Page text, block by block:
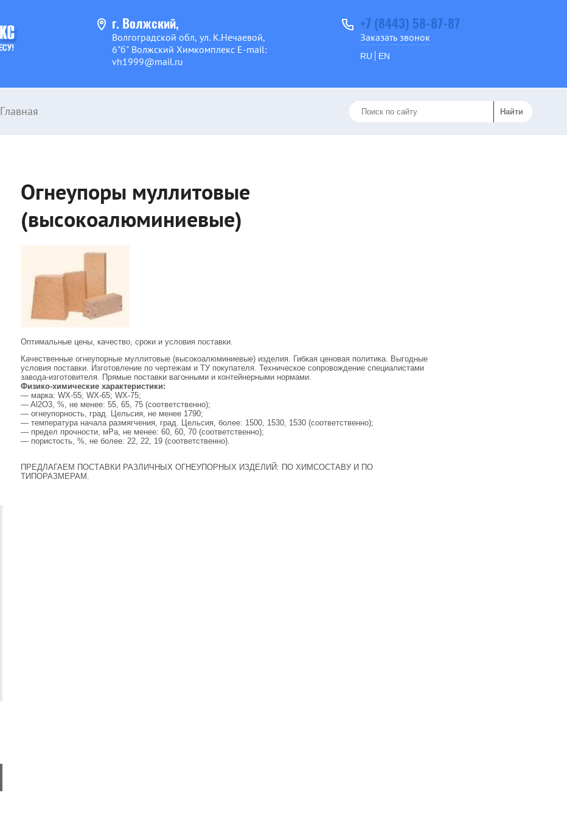
г. Волжский,
Волгоградской обл, ул. К.Нечаевой,
6"б" Волжский Химкомплекс E-mail:
vh1999@mail.ru
+7 (8443) 58-87-87
Заказать звонок
RU EN
Главная
Огнеупоры муллитовые
(высокоалюминиевые)
Оптимальные цены, качество, сроки и условия поставки.
Качественные огнеупорные муллитовые (высокоалюминиевые) изделия. Гибкая ценовая политика. Выгодные
условия поставки. Изготовление по чертежам и ТУ покупателя. Техническое сопровождение специалистами
завода-изготовителя. Прямые поставки вагонными и контейнерными нормами.
Физико-химические характеристики:
— марка: WX-55; WX-65; WX-75;
— Al2O3, %, не менее: 55, 65, 75 (соответственно);
— огнеупорность, град. Цельсия, не менее 1790;
— температура начала размягчения, град. Цельсия, более: 1500, 1530, 1530 (соответственно);
— предел прочности, мРа, не менее: 60, 60, 70 (соответственно);
— пористость, %, не более: 22, 22, 19 (соответственно).
ПРЕДЛАГАЕМ ПОСТАВКИ РАЗЛИЧНЫХ ОГНЕУПОРНЫХ ИЗДЕЛИЙ: ПО ХИМСОСТАВУ И ПО
ТИПОРАЗМЕРАМ.